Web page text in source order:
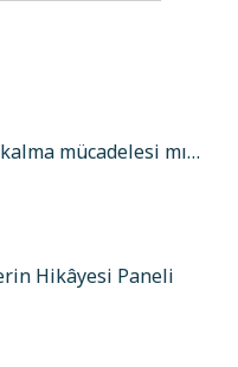
mücadelesi mı…
Hikâyesi Paneli